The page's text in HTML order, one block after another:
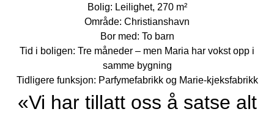
Bolig: Leilighet, 270 m²
Område: Christianshavn
Bor med: To barn
Tid i boligen: Tre måneder – men Maria har vokst opp i
samme bygning
Tidligere funksjon: Parfymefabrikk og Marie-kjeksfabrikk
«Vi har tillatt oss å satse alt